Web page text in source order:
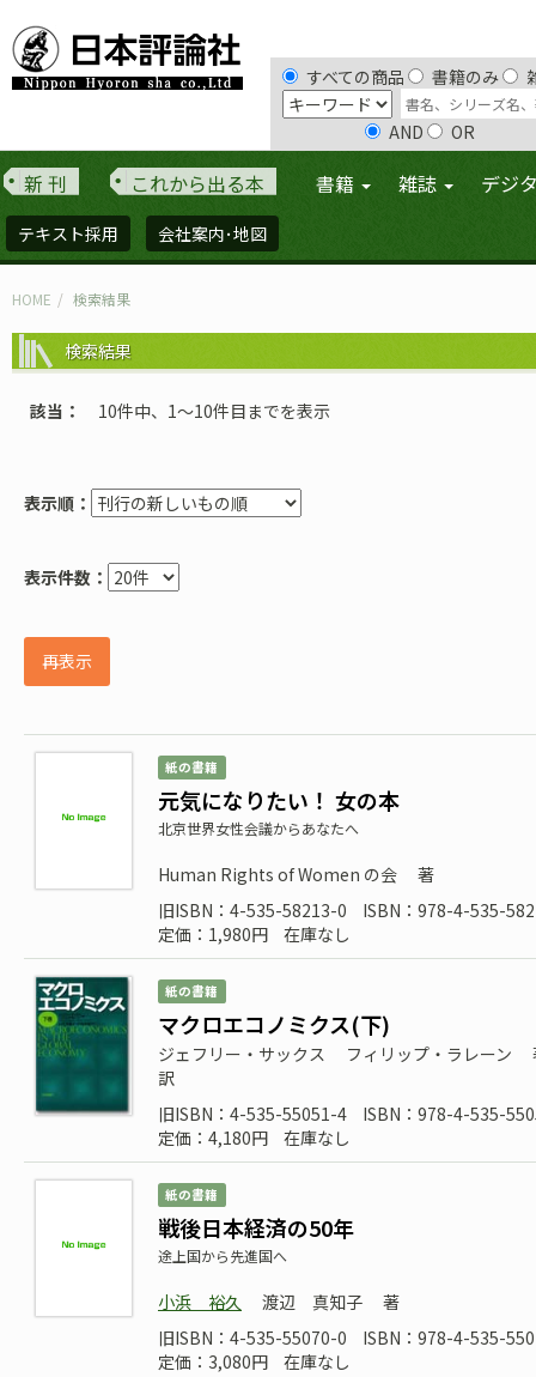
すべての商品 書籍のみ
AND OR
新 刊 これから出る本 書籍 雑誌 デジ
テキスト採用 会社案内･地図
HOME 検索結果
検索結果
該当 10件中、1〜10件目までを表示
表示順：
表示件数：
再表示
紙の書籍
元気になりたい！ 女の本
北京世界女性会議からあなたへ
Human Rights of Women の会
著
旧ISBN：4-535-58213-0
ISBN：978-4-535-
定価：1,980円
在庫なし
紙の書籍
マクロエコノミクス(下)
ジェフリー・サックス フィリップ・ラレーン
訳
旧ISBN：4-535-55051-4
ISBN：978-4-535-
定価：4,180円
在庫なし
紙の書籍
戦後日本経済の50年
途上国から先進国へ
小浜 裕久 渡辺 真知子
著
旧ISBN：4-535-55070-0
ISBN：978-4-535-
定価：3,080円
在庫なし